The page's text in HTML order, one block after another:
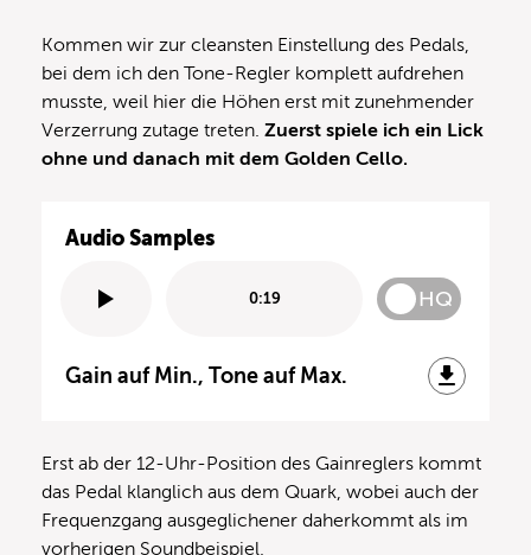
Kommen wir zur cleansten Einstellung des Pedals,
bei dem ich den Tone-Regler komplett aufdrehen
musste, weil hier die Höhen erst mit zunehmender
Verzerrung zutage treten. Zuerst spiele ich ein Lick
ohne und danach mit dem Golden Cello.
Audio Samples
0:19 HQ
Gain auf Min., Tone auf Max.
Erst ab der 12-Uhr-Position des Gainreglers kommt
das Pedal klanglich aus dem Quark, wobei auch der
Frequenzgang ausgeglichener daherkommt als im
vorherigen Soundbeispiel.